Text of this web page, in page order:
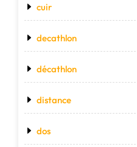
cuir
decathlon
décathlon
distance
dos